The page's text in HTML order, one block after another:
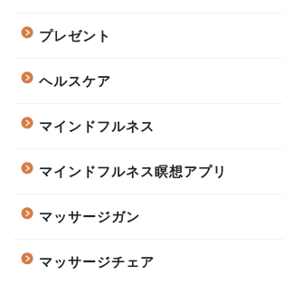
プレゼント
ヘルスケア
マインドフルネス
マインドフルネス瞑想アプリ
マッサージガン
マッサージチェア